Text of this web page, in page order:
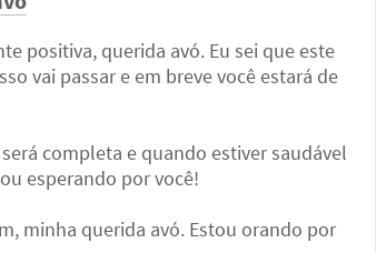
positiva, querida avó. Eu sei que este
vai passar e em breve você estará de
completa e quando estiver saudável
esperando por você!
minha querida avó. Estou orando por